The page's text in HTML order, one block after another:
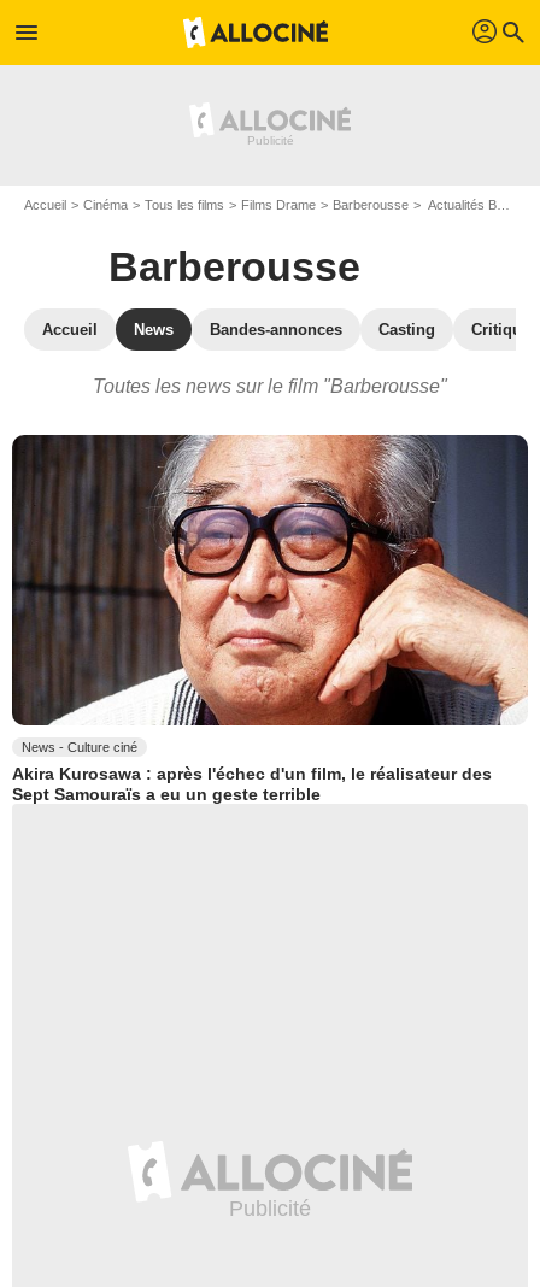
menu profil search
Accueil Cinéma Tous les films Films Drame Barberousse Actualités Barberousse
Barberousse
Accueil News Bandes-annonces Casting
Toutes les news sur le film "Barberousse"
News - Culture ciné
Akira Kurosawa : après l'échec d'un film, le réalisateur des
Sept Samouraïs a eu un geste terrible